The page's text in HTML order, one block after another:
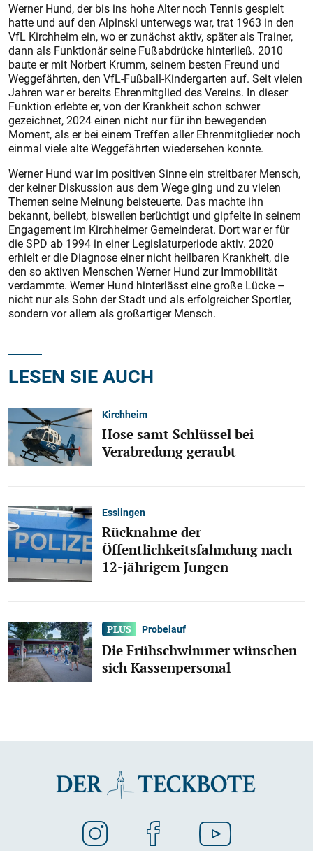
Werner Hund, der bis ins hohe Alter noch Tennis gespielt
hatte und auf den Alpinski unterwegs war, trat 1963 in den
VfL Kirchheim ein, wo er zunächst aktiv, später als Trainer,
dann als Funktionär seine Fußabdrücke hinterließ. 2010
baute er mit Norbert Krumm, seinem besten Freund und
Weggefährten, den VfL-Fußball-Kindergarten auf. Seit vielen
Jahren war er bereits Ehrenmitglied des Vereins. In dieser
Funktion erlebte er, von der Krankheit schon schwer
gezeichnet, 2024 einen nicht nur für ihn bewegenden
Moment, als er bei einem Treffen aller Ehrenmitglieder noch
einmal viele alte Weggefährten wiedersehen konnte.
Werner Hund war im positiven Sinne ein streitbarer Mensch,
der keiner Diskussion aus dem Wege ging und zu vielen
Themen seine Meinung beisteuerte. Das machte ihn
bekannt, beliebt, bisweilen berüchtigt und gipfelte in seinem
Engagement im Kirchheimer Gemeinderat. Dort war er für
die SPD ab 1994 in einer Legislaturperiode aktiv. 2020
erhielt er die Diagnose einer nicht heilbaren Krankheit, die
den so aktiven Menschen Werner Hund zur Immobilität
verdammte. Werner Hund hinterlässt eine große Lücke –
nicht nur als Sohn der Stadt und als erfolgreicher Sportler,
sondern vor allem als großartiger Mensch.
LESEN SIE AUCH
Kirchheim
Hose samt Schlüssel bei
Verabredung geraubt
Esslingen
Rücknahme der
Öffentlichkeitsfahndung nach
12-jährigem Jungen
Probelauf
Die Frühschwimmer wünschen
sich Kassenpersonal